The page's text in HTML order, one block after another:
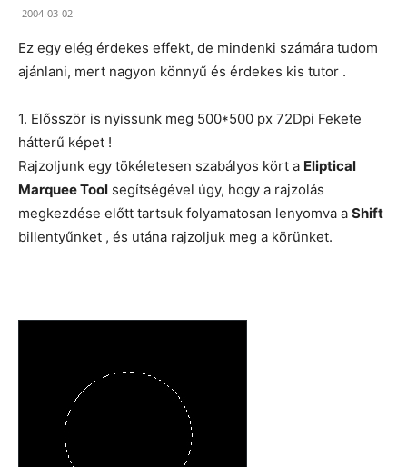
2004-03-02
Ez egy elég érdekes effekt, de mindenki számára tudom
ajánlani, mert nagyon könnyű és érdekes kis tutor .
1. Elősször is nyissunk meg 500*500 px 72Dpi Fekete
hátterű képet !
Rajzoljunk egy tökéletesen szabályos kört a Eliptical
Marquee Tool segítségével úgy, hogy a rajzolás
megkezdése előtt tartsuk folyamatosan lenyomva a Shift
billentyűnket , és utána rajzoljuk meg a körünket.